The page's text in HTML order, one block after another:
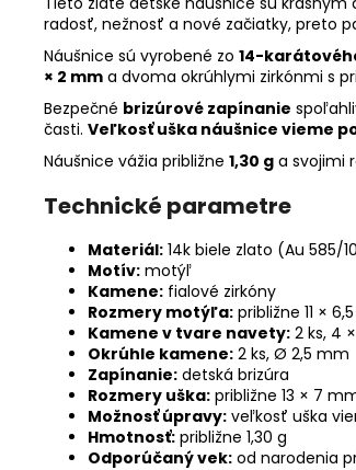
radosť, nežnosť a nové začiatky, preto
Náušnice sú vyrobené zo 14-
× 2 mm a dvoma okrúhlymi zirkónmi s
Bezpečné brizúrové zapínanie
časti. Veľkosť uška náušnice vieme
Náušnice vážia približne 1,30 g a svojimi
Technické parametre
Materiál: 14k biele zlato (Au 585/
Motív: motýľ
Kamene: fialové zirkóny
Rozmery motýľa: približne 11 ×
Kamene v tvare navety: 2 ks, 4
Okrúhle kamene: 2 ks, Ø 2,5 mm
Zapínanie: detská brizúra
Rozmery uška: približne 13 × 7
Možnosť úpravy: veľkosť uška
Hmotnosť: približne 1,30 g
Odporúčaný vek: od narodenia